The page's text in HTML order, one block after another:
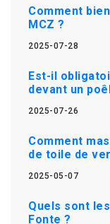
Comment
MCZ ?
2025-07-28
Est-il
devant un
2025-07-26
Comment
de toile de
2025-05-07
Quels sont
Fonte ?